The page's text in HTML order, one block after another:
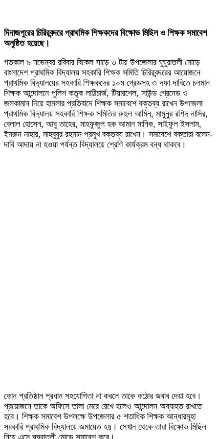
দিনাজপুরের চিরিরবন্দরে প্রাথমিক শিক্ষকদের বিক্ষোভ মিছিল ও শিক্ষক সমাবেশ
অনুষ্ঠিত হয়েছে।
গতকাল ৯ নভেম্বর রবিবার বিকেল সাড়ে ৩ টায় উপজেলার ঘুঘুরাতলী মোড়ে
বাংলাদেশ প্রাথমিক বিদ্যালয় সহকারি শিক্ষক সমিতি চিরিরবন্দরের আয়োজনে
প্রাথমিক বিদ্যালয়ের সহকারি শিক্ষকদের ১০ম গ্রেডসহ ৩ দফা দাবিতে চলমান
শিক্ষক আন্দোলনে পুলিশ কতৃক লাঠিচার্জ, টিয়ারশেল, সাউন্ড গ্রেনেড ও
জলকামান দিয়ে হামলার প্রতিবাদে শিক্ষক সমাবেশে বক্তব্য রাখেন উপজেলা
প্রাথমিক বিদ্যালয় সহকারি শিক্ষক সমিতির রুহুল আমিন, মামুনুর রশিদ নাসির,
বেলাল হোসেন, আবু তাহের, মাহফুজুল হক আমান মানিক, সাইফুল ইসলাম,
ইমরুন নাহার, মাহবুবুর রহমান প্রমূখ বক্তব্য রাখেন। সমাবেশে বক্তারা বলেন-
দাবি আদায় না হওয়া পর্যন্ত বিদ্যালয়ে শ্রেণি কার্যক্রম বন্ধ থাকবে।
কোন প্রতিষ্ঠান প্রধান সহযোগিতা না করলে তাকে কঠোর জবাব দেয়া হবে।
প্রয়োজনে তাকে অফিসে তালা মেরে রেখে হলেও আন্দোলন অব্যাহত রাখতে
হবে। শিক্ষক সমাবেশ উপলক্ষে উপজেলার ৫ শতাধিক শিক্ষক আন্ধারমূহা
সরকারি প্রাথমিক বিদ্যালয়ে জমায়েত হয়। সেখান থেকে তারা বিক্ষোভ মিছিল
নিয়ে এসে ঘুঘুরাতলী মোড়ে সমাবেশ করে।